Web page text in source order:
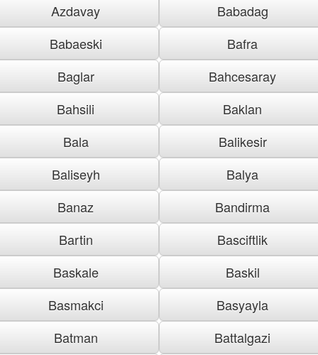
Azdavay
Babadag
Babaeski
Bafra
Baglar
Bahcesaray
Bahsili
Baklan
Bala
Balikesir
Baliseyh
Balya
Banaz
Bandirma
Bartin
Basciftlik
Baskale
Baskil
Basmakci
Basyayla
Batman
Battalgazi